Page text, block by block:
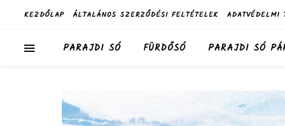
KEZDŐLAP ÁLTALÁNOS SZERZŐDÉSI FELTÉTELEK ADATVÉDELMI
PARAJDI SÓ FÜRDŐSÓ PARAJDI SÓ